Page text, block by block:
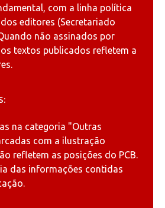
com a linha política
editores (Secretariado
não assinados por
textos publicados refletem a
na categoria "Outras
com a ilustração
refletem as posições do PCB.
das informações contidas